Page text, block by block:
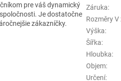
pre váš dynamický
Je dostatočne
zákazníčky.
Záruka:
Rozměry V
Výška:
Šířka:
Hloubka:
Objem:
Určení: